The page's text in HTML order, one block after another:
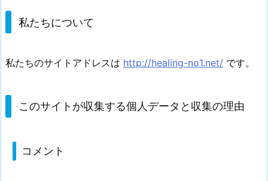
私たちについて
私たちのサイトアドレスは http://healing-no1.net/ です。
このサイトが収集する個人データと収集の理由
コメント